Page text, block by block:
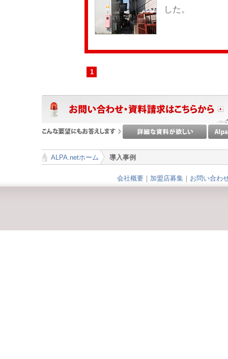
した。
1
ALPA.netホーム
導入事例
会社概要 ｜ 加盟店募集 ｜ お問い合わ